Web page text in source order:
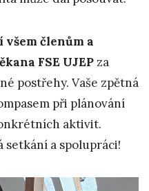
členům a
FSE UJEP za
postřehy. Vaše zpětná
při plánování
aktivit.
setkání a spolupráci!